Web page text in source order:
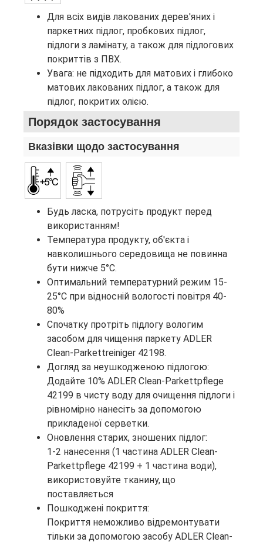
Для всіх видів лакованих дерев'яних і
паркетних підлог, пробкових підлог,
підлоги з ламінату, а також для підлогових
покриттів з ПВХ.
Увага: не підходить для матових і глибоко
матових лакованих підлог, а також для
підлог, покритих олією.
Порядок застосування
Вказівки щодо застосування
Будь ласка, потрусіть продукт перед
використанням!
Температура продукту, об'єкта і
навколишнього середовища не повинна
бути нижче 5°C.
Оптимальний температурний режим 15-
25°C при відносній вологості повітря 40-
80%
Спочатку протріть підлогу вологим
засобом для чищення паркету ADLER
Clean-Parkettreiniger 42198.
Догляд за неушкодженою підлогою:
Додайте 10% ADLER Clean-Parkettpflege
42199 в чисту воду для очищення підлоги і
рівномірно нанесіть за допомогою
прикладеної серветки.
Оновлення старих, зношених підлог:
1-2 нанесення (1 частина ADLER Clean-
Parkettpflege 42199 + 1 частина води),
використовуйте тканину, що
поставляється
Пошкоджені покриття:
Покриття неможливо відремонтувати
тільки за допомогою засобу ADLER Clean-